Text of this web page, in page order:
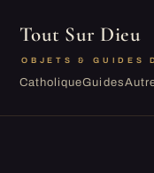
Tout Sur Dieu
OBJETS & GUIDES
CatholiqueGuides